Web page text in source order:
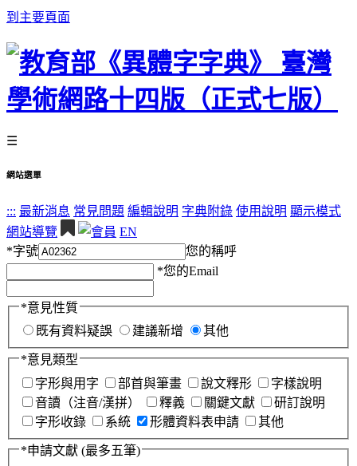
到主要頁面
☰
網站選單
::: 最新消息 常見問題 編輯說明 字典附錄 使用說明 顯示模式
網站導覽
EN
*字號
您的稱呼
*您的Email
*意見性質
既有資料疑誤
建議新增 其他
*意見類型
字形與用字
部首與筆畫 說文釋形
字樣說明
音讀（注音/漢拼）
釋義 關鍵文獻
研訂說明
字形收錄
系統 形體資料表申請 其他
*申請文獻 (最多五筆)